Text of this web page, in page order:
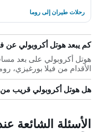
رحلات طيران إلى روما
كم يبعد هوتل أكروبولي عن
الأقدام من فيلا بورغيزي،
هل هوتل أكروبولي قريب من
الأسئلة الشائعة